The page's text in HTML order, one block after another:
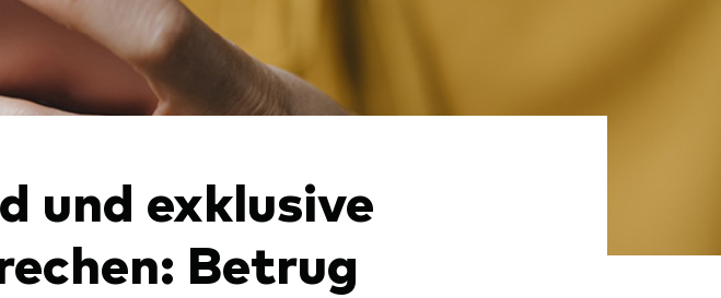
und exklusive
Betrug